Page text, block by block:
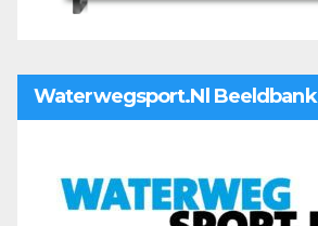
Waterwegsport.nl Beeldbank